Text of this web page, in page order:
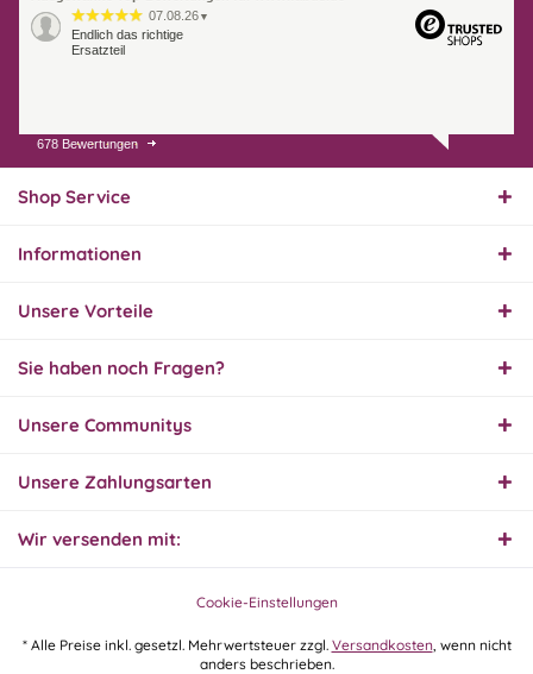
07.08.26 ▼
Endlich das richtige
Ersatzteil
01.08.26
Innerhalb 2 Tagen Ware
Super schnelle Lieferung,
Produkt und Preis
30.07.26
678 Bewertungen
Shop Service
Informationen
Unsere Vorteile
Sie haben noch Fragen?
Unsere Communitys
Unsere Zahlungsarten
Wir versenden mit:
Cookie-Einstellungen
* Alle Preise inkl. gesetzl. Mehrwertsteuer zzgl. Versandkosten, wenn nicht
anders beschrieben.